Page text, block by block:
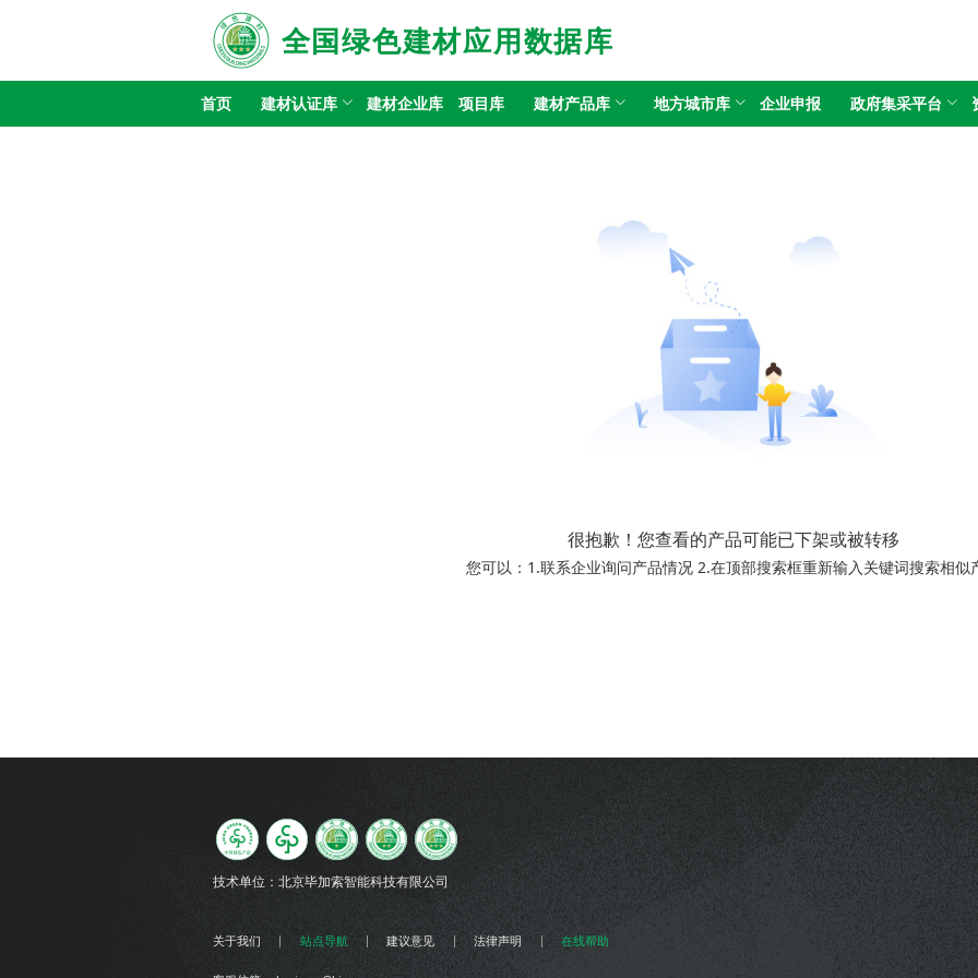
全国绿色建材应用数据库
首页 建材认证库 建材企业库 项目库 建材产品库 地方城市库 企业申报 政府集采平台
很抱歉！您查看的产品可能已下架或被转移
您可以：1.联系企业询问产品情况 2.在顶部搜索框重新输入关键词搜索相似
技术单位： 北京毕加索智能科技有限公司
关于我们 站点导航 建议意见 法律声明 在线帮助